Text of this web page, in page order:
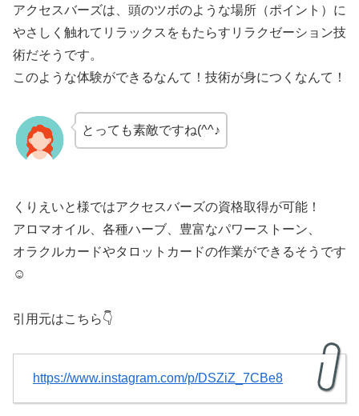
アクセスバーズは、頭のツボのような場所（ポイント）に
やさしく触れてリラックスをもたらすリラクゼーション技
術だそうです。
このような体験ができるなんて！技術が身につくなんて！
とっても素敵ですね(^^♪
くりえいと様ではアクセスバーズの資格取得が可能！
アロマオイル、各種ハーブ、豊富なパワーストーン、
オラクルカードやタロットカードの作業ができるそうです
☺
引用元はこちら👇
https://www.instagram.com/p/DSZiZ_7CBe8